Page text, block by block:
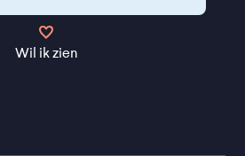
Wil ik zien